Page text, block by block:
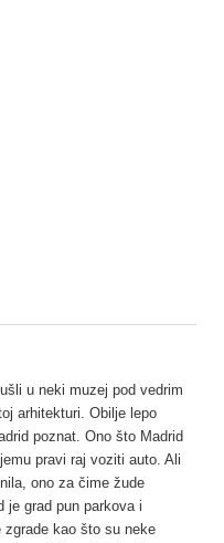
u neki muzej pod vedrim
arhitekturi. Obilje lepo
poznat. Ono što Madrid
pravi raj voziti auto. Ali
ono za čime žude
je grad pun parkova i
kao što su neke